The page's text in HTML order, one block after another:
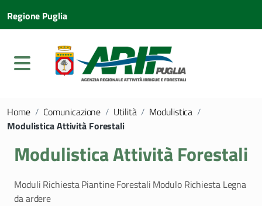
Regione Puglia
Home / Comunicazione / Utilità / Modulistica /
Modulistica Attività Forestali
Modulistica Attività Forestali
Moduli Richiesta Piantine Forestali Modulo Richiesta Legna
da ardere